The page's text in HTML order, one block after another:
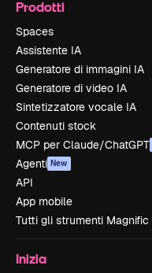
Prodotti
Spaces
Assistente IA
Generatore di immagini IA
Generatore di video IA
Sintetizzatore vocale IA
Contenuti stock
MCP per Claude/ChatGPT
Agenti New
API
App mobile
Tutti gli strumenti Magnific
Inizia